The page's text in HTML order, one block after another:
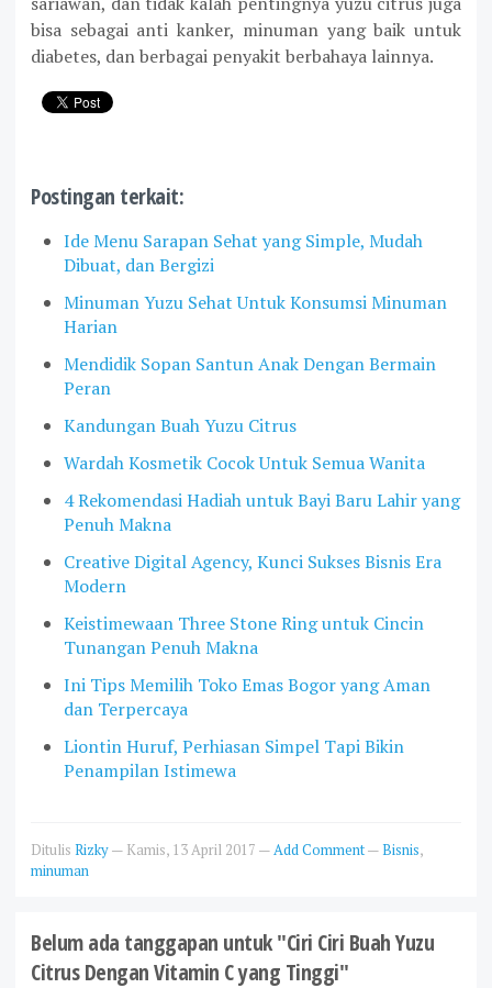
bisa sebagai anti kanker, minuman yang baik untuk
diabetes, dan berbagai penyakit berbahaya lainnya.
Postingan terkait:
Ide Menu Sarapan Sehat yang Simple, Mudah
Dibuat, dan Bergizi
Minuman Yuzu Sehat Untuk Konsumsi Minuman
Harian
Mendidik Sopan Santun Anak Dengan Bermain
Peran
Kandungan Buah Yuzu Citrus
Wardah Kosmetik Cocok Untuk Semua Wanita
4 Rekomendasi Hadiah untuk Bayi Baru Lahir yang
Penuh Makna
Creative Digital Agency, Kunci Sukses Bisnis Era
Modern
Keistimewaan Three Stone Ring untuk Cincin
Tunangan Penuh Makna
Ini Tips Memilih Toko Emas Bogor yang Aman
dan Terpercaya
Liontin Huruf, Perhiasan Simpel Tapi Bikin
Penampilan Istimewa
Ditulis Rizky— Kamis, 13 April 2017 —Add Comment—Bisnis,
minuman
Belum ada tanggapan untuk "Ciri Ciri Buah Yuzu
Citrus Dengan Vitamin C yang Tinggi"